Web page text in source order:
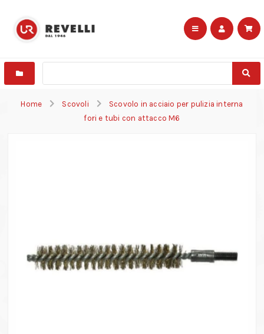
Home Scovoli
Scovolo in acciaio per pulizia interna
fori e tubi con attacco M6